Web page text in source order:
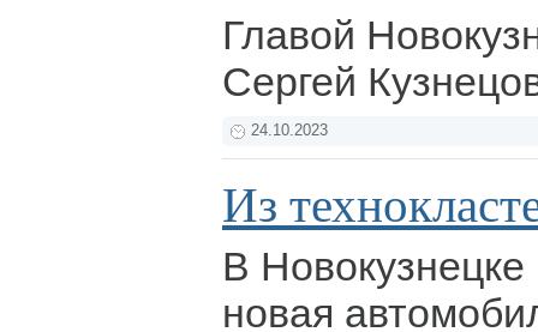
Главой
Сергей
24.10.2023
Из
В Новокузнецке
новая